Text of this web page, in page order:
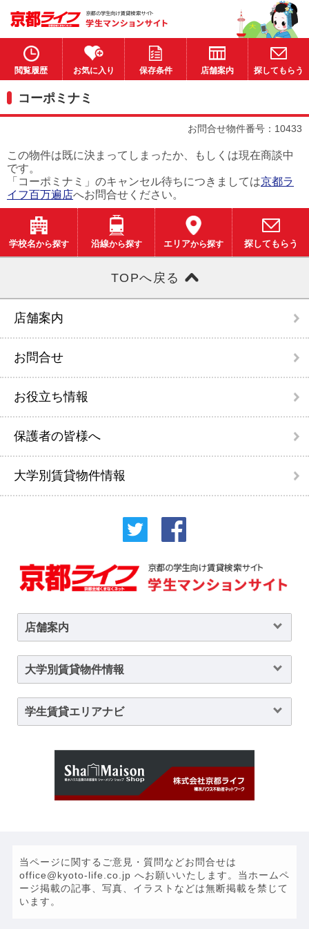
閲覧履歴 お気に入り 保存条件 店舗案内 探してもらう
コーポミナミ
お問合せ物件番号：10433
この物件は既に決まってしまったか、もしくは現在商談中
です。
「コーポミナミ」のキャンセル待ちにつきましては京都ラ
イフ百万遍店へお問合せください。
学校名から探す 沿線から探す エリアから探す 探してもらう
TOPへ戻る
店舗案内
お問合せ
お役立ち情報
保護者の皆様へ
大学別賃貸物件情報
店舗案内
大学別賃貸物件情報
学生賃貸エリアナビ
当ページに関するご意見・質問などお問合せは
office@kyoto-life.co.jp へお願いいたします。当ホームペ
ージ掲載の記事、写真、イラストなどは無断掲載を禁じて
います。